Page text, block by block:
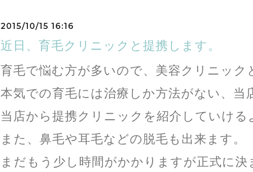
2015/10/15 16:16
近日、育毛クリニックと提携します。
育毛で悩む方が多いので、美容クリニック
本気での育毛には治療しか方法がない、当
当店から提携クリニックを紹介していける
また、鼻毛や耳毛などの脱毛も出来ます。
まだもう少し時間がかかりますが正式に決